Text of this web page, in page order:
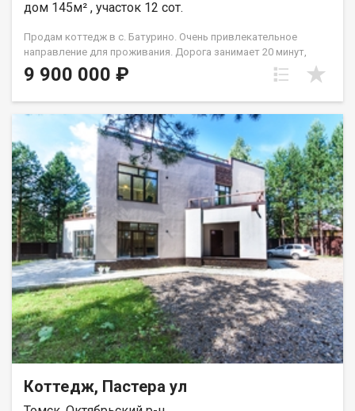
дом 145м² , участок 12 сот.
Продам коттедж в с. Батурино. Очень привлекательное
направление для проживания. Дорога занимает 20 минут,
идеально ровная дорога. Никаких пробок! По пути домой
всегда красивые виды на реку.... Участок 12 соток, большой,
деревья, сортовая клубника, две капитальные теплицы,
мангальная зона, новая баня и еще много свободного места.
Назначение ЛПХ. Дом полностью кирпичный 2014 года
постройки, 145 м2. Есть теплый гараж на 2 автомобиля +
уличный навес. Второй этаж в отделке вайт-бокс (ламинат и
двери уже куплены) При продаже полностью остается вся
мебель и техника! Коммуникации: с. Батурино находится в
проекте догазификации, на сегодняшний момент дом
отапливается твердотопливным котлом (пеллеты, уголь,
дрова, подойдет что угодно) + резервный электрический
котел, вода центральная, слив - септик 10 кубов. 1 взрослый
собственник. Никаких обременений. Быстрое освобождение.
Свободная продажа. Показ по предварительной
договоренности, пожалуйста, звоните, отвечу на любые ваши
вопросы.
9 900 000 ₽
Коттедж, Пастера ул